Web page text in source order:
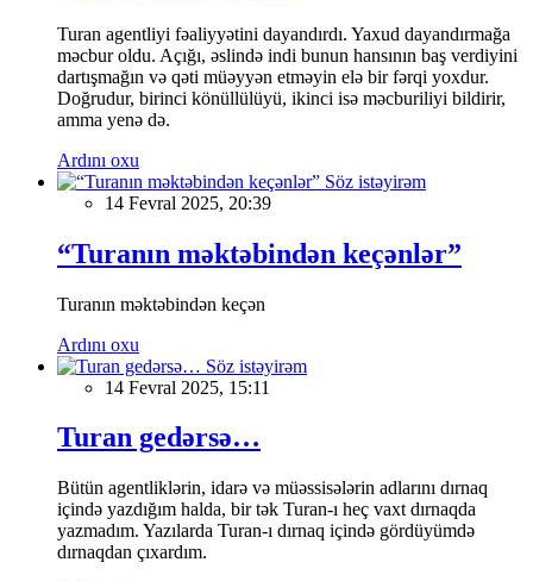
Turan agentliyi fəaliyyətini dayandırdı. Yaxud dayandırmağa
məcbur oldu. Açığı, əslində indi bunun hansının baş verdiyini
dartışmağın və qəti müəyyən etməyin elə bir fərqi yoxdur.
Doğrudur, birinci könüllülüyü, ikinci isə məcburiliyi bildirir,
amma yenə də.
Ardını oxu
Söz istəyirəm
14 Fevral 2025, 20:39
“Turanın məktəbindən keçənlər”
Turanın məktəbindən keçən
Ardını oxu
Söz istəyirəm
14 Fevral 2025, 15:11
Turan gedərsə…
Bütün agentliklərin, idarə və müəssisələrin adlarını dırnaq
içində yazdığım halda, bir tək Turan-ı heç vaxt dırnaqda
yazmadım. Yazılarda Turan-ı dırnaq içində gördüyümdə
dırnaqdan çıxardım.